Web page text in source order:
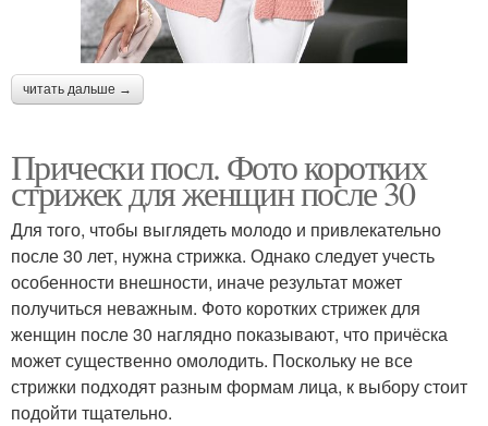
читать дальше →
Прически посл. Фото коротких
стрижек для женщин после 30
Для того, чтобы выглядеть молодо и привлекательно
после 30 лет, нужна стрижка. Однако следует учесть
особенности внешности, иначе результат может
получиться неважным. Фото коротких стрижек для
женщин после 30 наглядно показывают, что причёска
может существенно омолодить. Поскольку не все
стрижки подходят разным формам лица, к выбору стоит
подойти тщательно.